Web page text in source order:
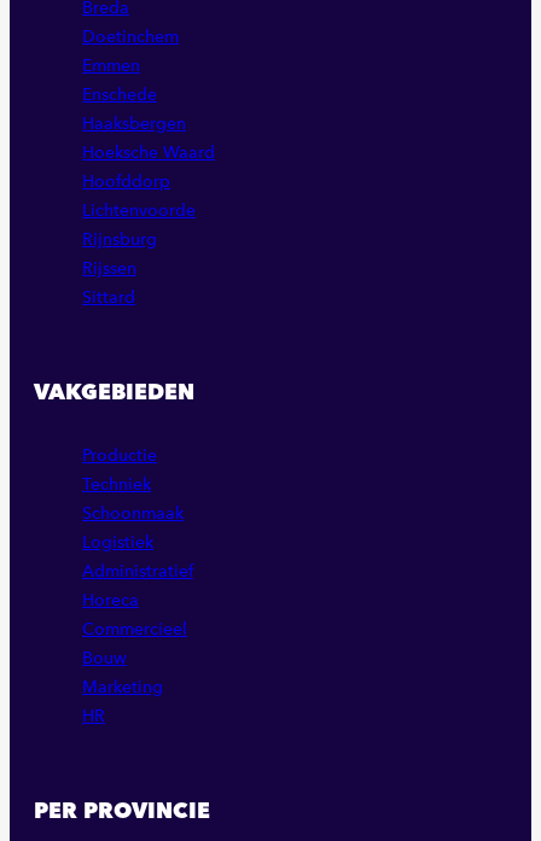
Breda
Doetinchem
Emmen
Enschede
Haaksbergen
Hoeksche Waard
Hoofddorp
Lichtenvoorde
Rijnsburg
Rijssen
Sittard
VAKGEBIEDEN
Productie
Techniek
Schoonmaak
Logistiek
Administratief
Horeca
Commercieel
Bouw
Marketing
HR
PER PROVINCIE